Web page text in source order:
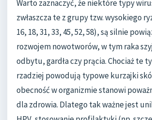
Warto zaznaczyć, że niektóre typy
zwłaszcza te z grupy tzw. wysokiego
16, 18, 31, 33, 45, 52, 58), są silnie
rozwojem nowotworów, w tym raka
odbytu, gardła czy prącia. Chociaż te
rzadziej powodują typowe kurzajki
obecność w organizmie stanowi
dla zdrowia. Dlatego tak ważne jest